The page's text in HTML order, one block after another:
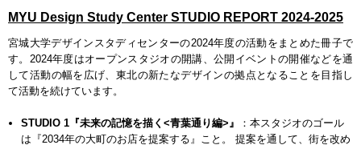
MYU Design Study Center STUDIO REPORT 2024-2025
宮城大学デザインスタディセンターの2024年度の活動をまとめた冊子で
す。2024年度はオープンスタジオの開講、公開イベントの開催などを通
して活動の幅を広げ、東北の新たなデザインの拠点となることを目指し
て活動を続けています。
STUDIO 1『未来の記憶を描く<青葉通り編>』
：本スタジオのゴール
は『2034年の大町のお店を提案する』こと。 提案を通して、街を改め